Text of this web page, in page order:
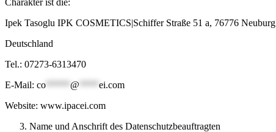
Ipek Tasoglu IPK COSMETICS|Schiffer Straße 51 a, 76776 Neuburg
Deutschland
Tel.: 07273-6313470
E-Mail: co @
ei.com
Website: www.ipacei.com
Name und Anschrift des Datenschutzbeauftragten